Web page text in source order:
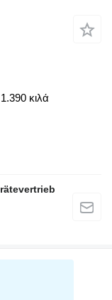
1.390 κιλά